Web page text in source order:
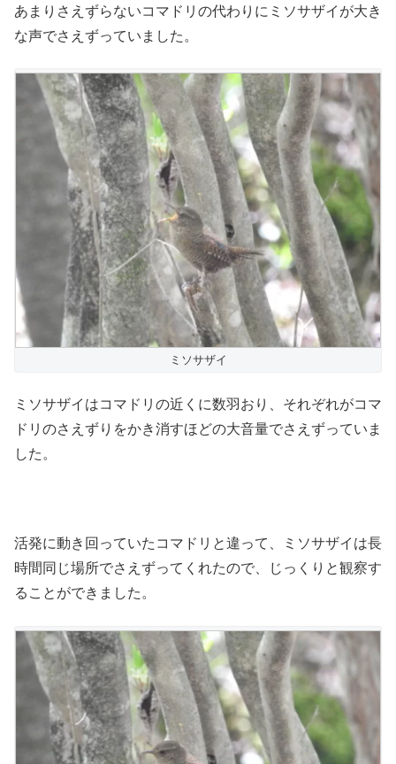
あまりさえずらないコマドリの代わりにミソサザイが大き
な声でさえずっていました。
ミソサザイ
ミソサザイはコマドリの近くに数羽おり、それぞれがコマ
ドリのさえずりをかき消すほどの大音量でさえずっていま
した。
活発に動き回っていたコマドリと違って、ミソサザイは長
時間同じ場所でさえずってくれたので、じっくりと観察す
ることができました。